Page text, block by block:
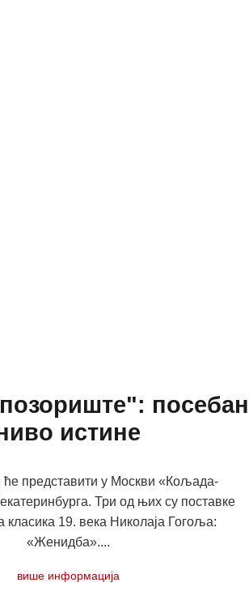
посебан
истине
ће представити у Москви «Кољада-
Три од њих су поставке
класика 19. века Николаја Гогоља:
«Женидба»....
више информација